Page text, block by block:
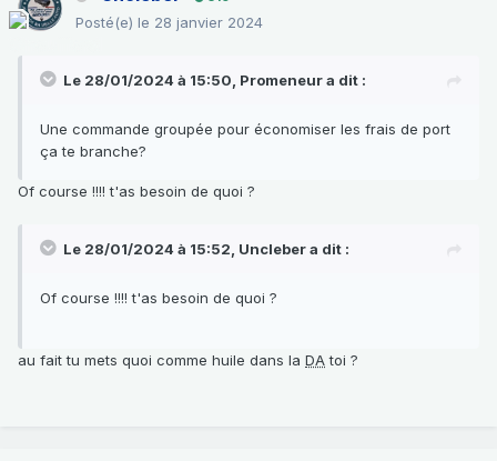
Posté(e) le 28 janvier 2024
Le 28/01/2024 à 15:50, Promeneura dit :
Une commande groupée pour économiser les frais de port
ça te branche?
Of course !!!! t'as besoin de quoi ?
Le 28/01/2024 à 15:52, Unclebera dit :
Of course !!!! t'as besoin de quoi ?
au fait tu mets quoi comme huile dans la DAtoi ?